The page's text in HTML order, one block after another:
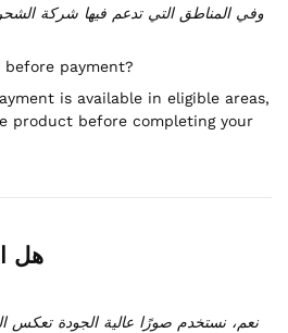
وفي المناطق التي تدعم فيها شركة
payment?
is available in eligible areas,
product before completing your
هل
نعم، نستخدم صورًا عالية الجودة تعكس